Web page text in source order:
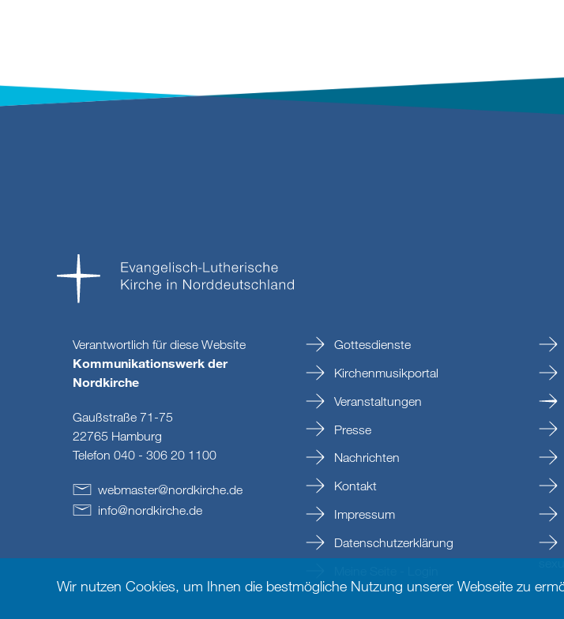
Verantwortlich für diese Website
Kommunikationswerk der
Nordkirche
Gaußstraße 71-75
22765 Hamburg
Telefon 040 - 306 20 1100
webmaster@nordkirche.de
info@nordkirche.de
Gottesdienste
Kirchenmusikportal
Veranstaltungen
Presse
Nachrichten
Kontakt
Impressum
Datenschutzerklärung
Wir nutzen Cookies, um Ihnen die bestmögliche Nutzung unserer Webseite zu